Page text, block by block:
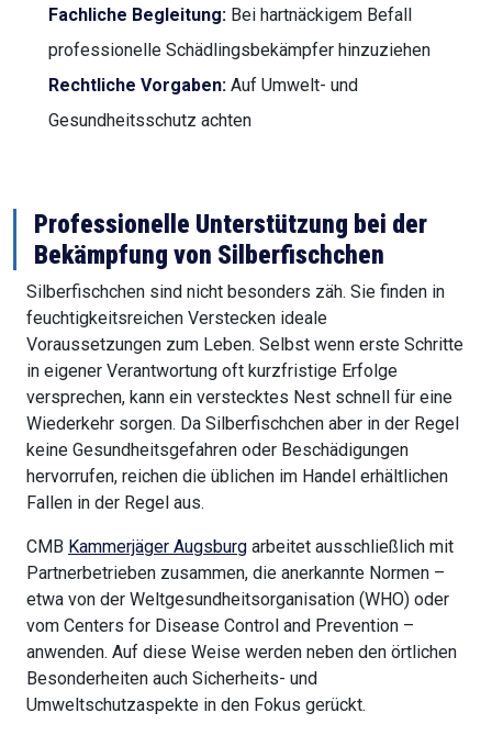
Fachliche Begleitung: Bei hartnäckigem Befall
professionelle Schädlingsbekämpfer hinzuziehen
Rechtliche Vorgaben: Auf Umwelt- und
Gesundheitsschutz achten
Professionelle Unterstützung bei der
Bekämpfung von Silberfischchen
Silberfischchen sind nicht besonders zäh. Sie finden in
feuchtigkeitsreichen Verstecken ideale
Voraussetzungen zum Leben. Selbst wenn erste Schritte
in eigener Verantwortung oft kurzfristige Erfolge
versprechen, kann ein verstecktes Nest schnell für eine
Wiederkehr sorgen. Da Silberfischchen aber in der Regel
keine Gesundheitsgefahren oder Beschädigungen
hervorrufen, reichen die üblichen im Handel erhältlichen
Fallen in der Regel aus.
CMB Kammerjäger Augsburg arbeitet ausschließlich mit
Partnerbetrieben zusammen, die anerkannte Normen –
etwa von der Weltgesundheitsorganisation (WHO) oder
vom Centers for Disease Control and Prevention –
anwenden. Auf diese Weise werden neben den örtlichen
Besonderheiten auch Sicherheits- und
Umweltschutzaspekte in den Fokus gerückt.